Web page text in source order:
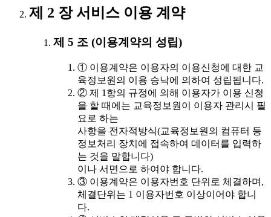
제 2 장 서비스 이용 계약
제 5 조 (이용계약의 성립)
① 이용계약은 이용자의 이용신청에 대한 교
육정보원의 이용 승낙에 의하여 성립됩니다.
② 제 1항의 규정에 의해 이용자가 이용 신청
을 할 때에는 교육정보원이 이용자 관리시 필
요로 하는
사항을 전자적방식(교육정보원의 컴퓨터 등
정보처리 장치에 접속하여 데이터를 입력하
는 것을 말합니다)
이나 서면으로 하여야 합니다.
③ 이용계약은 이용자번호 단위로 체결하며,
체결단위는 1 이용자번호 이상이어야 합니
다.